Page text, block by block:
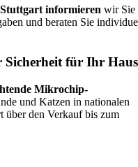
informieren wir Sie
und beraten Sie
für Ihr
Mikrochip-
und Katzen in nationalen
über den Verkauf bis zum